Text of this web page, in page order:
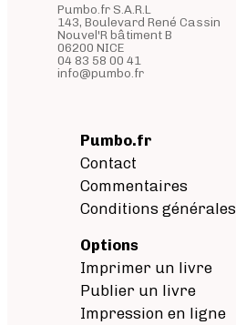
Pumbo.fr S.A.R.L
143, Boulevard René Cassin
Nouvel'R bâtiment B
06200 NICE
04 83 58 00 41
info@pumbo.fr
Pumbo.fr
Contact
Commentaires
Conditions générales
Options
Imprimer un livre
Publier un livre
Impression en ligne